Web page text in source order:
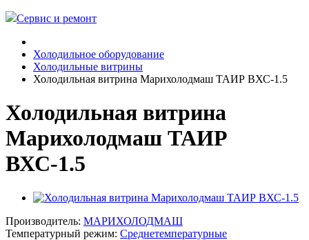
Сервис и ремонт
Холодильное оборудование
Холодильные витрины
Холодильная витрина Марихолодмаш ТАИР ВХС-1.5
Холодильная витрина
Марихолодмаш ТАИР
ВХС-1.5
Производитель: МАРИХОЛОДМАШ
Температурный режим: Среднетемпературные